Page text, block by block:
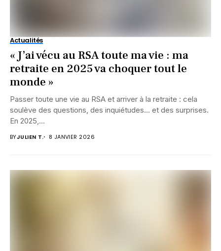
Actualités
« J’ai vécu au RSA toute ma vie : ma
retraite en 2025 va choquer tout le
monde »
Passer toute une vie au RSA et arriver à la retraite : cela
soulève des questions, des inquiétudes… et des surprises.
En 2025,...
BYJULIEN T. 8 JANVIER 2026